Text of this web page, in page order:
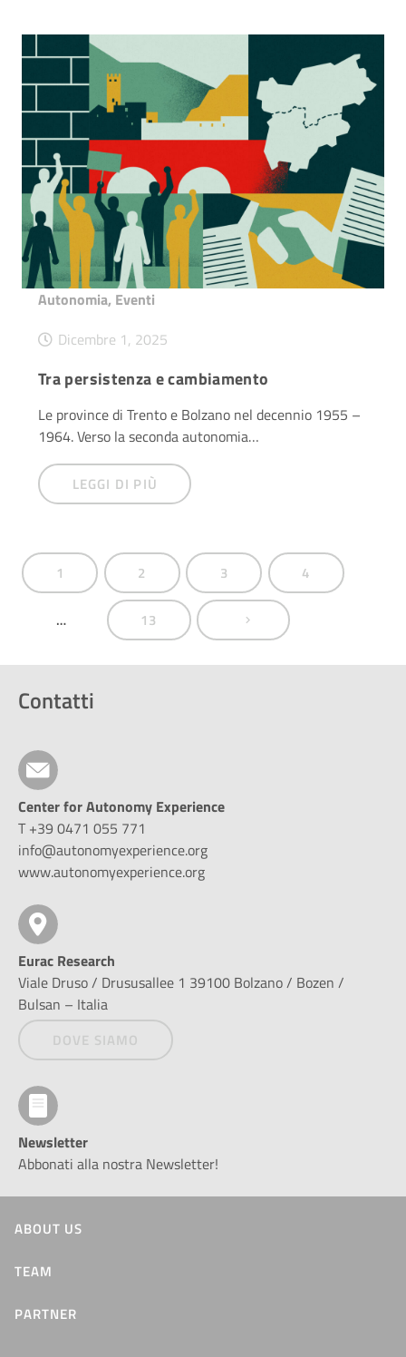
Autonomia, Eventi
Dicembre 1, 2025
Tra persistenza e cambiamento
Le province di Trento e Bolzano nel decennio 1955 –
1964. Verso la seconda autonomia…
LEGGI DI PIÙ
1 2 3 4
… 13
Contatti
Center for Autonomy Experience
T +39 0471 055 771
info@autonomyexperience.org
www.autonomyexperience.org
Eurac Research
Viale Druso / Drususallee 1 39100 Bolzano / Bozen /
Bulsan – Italia
DOVE SIAMO
Newsletter
Abbonati alla nostra Newsletter!
ABOUT US
TEAM
PARTNER